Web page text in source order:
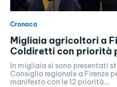
Cronaca
Migliaia agricoltori a
Coldiretti con priorità
In migliaia si sono presentati
Consiglio regionale a Firenze
manifesto con le 12 priorità...